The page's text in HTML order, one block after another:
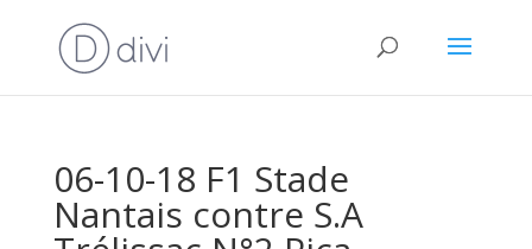
06-10-18 F1 Stade
Nantais contre S.A